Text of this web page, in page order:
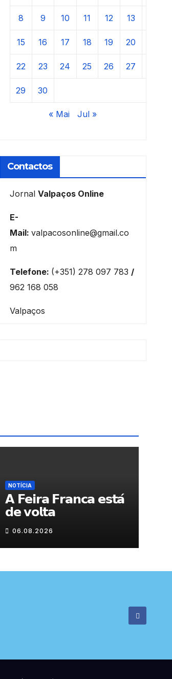
8 9 10 11 12 13
15 16 17 18 19 20
22 23 24 25 26 27
29 30
« Mai Jul »
Contactos
Jornal Valpaços Online
E-
Mail: valpacosonline@gmail.co
m
Telefone: (+351) 278 097 783 /
962 168 058
Valpaços
NOTÍCIA
𝗔 𝗙𝗲𝗶𝗿𝗮 𝗙𝗿𝗮𝗻𝗰𝗮 𝗲𝘀𝘁𝗮́
𝗱𝗲 𝘃𝗼𝗹𝘁𝗮
06.08.2026